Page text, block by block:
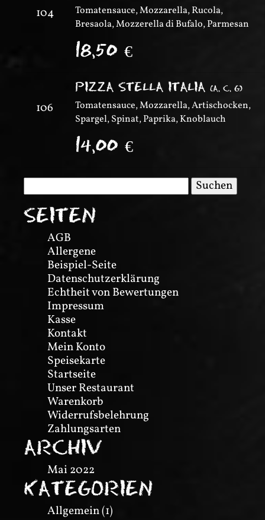
104
Tomatensauce, Mozzarella, Rucola,
Bresaola, Mozzerella di Bufalo, Parmesan
18,50 €
106
PIZZA STELLA ITALIA (A, C, G)
Tomatensauce, Mozzarella, Artischocken,
Spargel, Spinat, Paprika, Knoblauch
14,00 €
nach:
SEITEN
AGB
Allergene
Beispiel-Seite
Datenschutzerklärung
Echtheit von Bewertungen
Impressum
Kasse
Kontakt
Mein Konto
Speisekarte
Startseite
Unser Restaurant
Warenkorb
Widerrufsbelehrung
Zahlungsarten
ARCHIV
Mai 2022
KATEGORIEN
Allgemein(1)